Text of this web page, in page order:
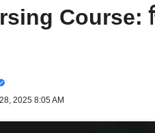
Course:
2025 8:05 AM